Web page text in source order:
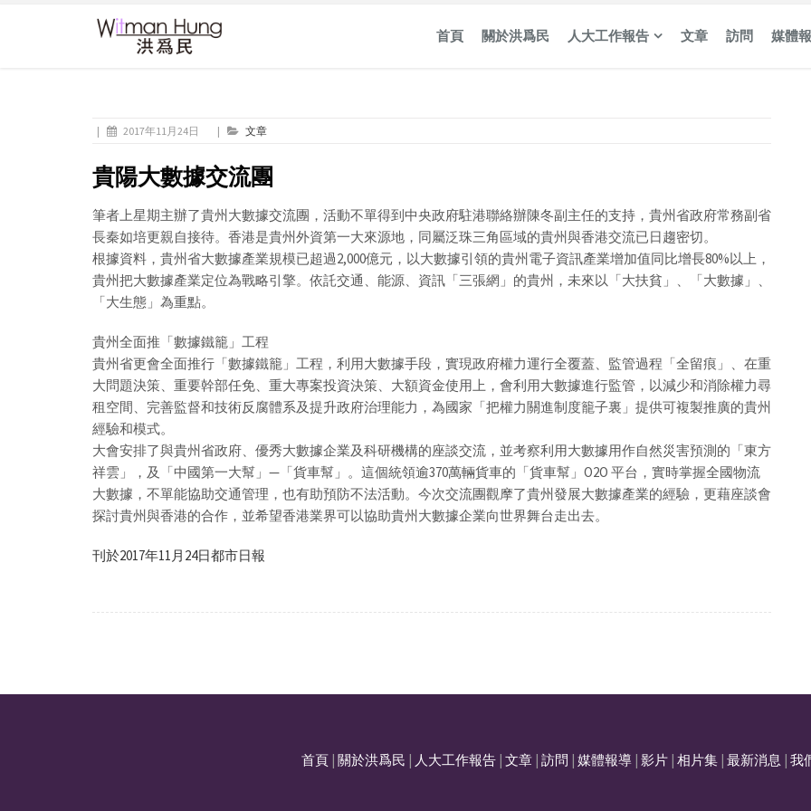
首頁 關於洪爲民 人大工作報告 文章 訪問 媒體
| 2017年11月24日 | 文章
貴陽大數據交流團
筆者上星期主辦了貴州大數據交流團，活動不單得到中央政府駐港聯絡辦陳冬副主任的支持，貴州省政府常務副省
長秦如培更親自接待。香港是貴州外資第一大來源地，同屬泛珠三角區域的貴州與香港交流已日趨密切。
根據資料，貴州省大數據產業規模已超過2,000億元，以大數據引領的貴州電子資訊產業增加值同比增長80%以上，
貴州把大數據產業定位為戰略引擎。依託交通、能源、資訊「三張網」的貴州，未來以「大扶貧」、「大數據」、
「大生態」為重點。
貴州全面推「數據鐵籠」工程
貴州省更會全面推行「數據鐵籠」工程，利用大數據手段，實現政府權力運行全覆蓋、監管過程「全留痕」、在重
大問題決策、重要幹部任免、重大專案投資決策、大額資金使用上，會利用大數據進行監管，以減少和消除權力尋
租空間、完善監督和技術反腐體系及提升政府治理能力，為國家「把權力關進制度籠子裏」提供可複製推廣的貴州
經驗和模式。
大會安排了與貴州省政府、優秀大數據企業及科研機構的座談交流，並考察利用大數據用作自然災害預測的「東方
祥雲」，及「中國第一大幫」—「貨車幫」。這個統領逾370萬輛貨車的「貨車幫」O2O 平台，實時掌握全國物流
大數據，不單能協助交通管理，也有助預防不法活動。今次交流團觀摩了貴州發展大數據產業的經驗，更藉座談會
探討貴州與香港的合作，並希望香港業界可以協助貴州大數據企業向世界舞台走出去。
刊於2017年11月24日都市日報
首頁 關於洪爲民 人大工作報告 文章 訪問 媒體報導 影片 相片集 最新消息 我